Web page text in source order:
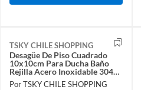
TSKY CHILE SHOPPING
Desagüe De Piso Cuadrado
10x10cm Para Ducha Baño
Rejilla Acero Inoxidable 304
Antiolor Sifón
Por TSKY CHILE SHOPPING